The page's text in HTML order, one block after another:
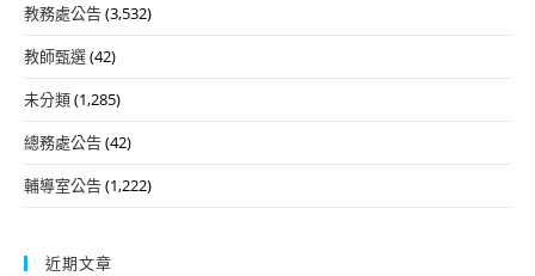
教務處公告(3,532)
教師甄選(42)
未分類(1,285)
總務處公告(42)
輔導室公告(1,222)
近期文章